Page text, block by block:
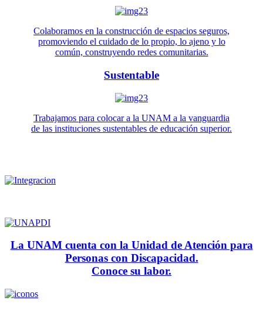
Colaboramos en la construcción de espacios seguros,
promoviendo el cuidado de lo propio, lo ajeno y lo
común, construyendo redes comunitarias.
Sustentable
Trabajamos para colocar a la UNAM a la vanguardia
de las instituciones sustentables de educación superior.
La UNAM cuenta con la Unidad de Atención para
Personas con Discapacidad.
Conoce su labor.